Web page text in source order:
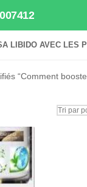
LIBIDO AVEC LES
“Comment